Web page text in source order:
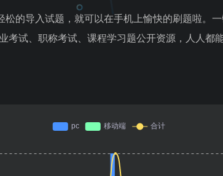
松的导入试题，就可以在手机上愉快的刷题啦。
考试、职称考试、课程学习题公开资源，人人都